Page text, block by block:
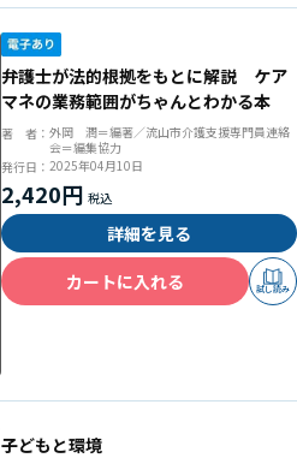
弁護士が法的根拠をもとに解説 ケア
マネの業務範囲がちゃんとわかる本
著 者： 外岡 潤＝編著／流山市介護支援専門員連絡
会＝編集協力
発行日： 2025年04月10日
2,420円
詳細を見る
カートに入れる
試し読み
子どもと環境